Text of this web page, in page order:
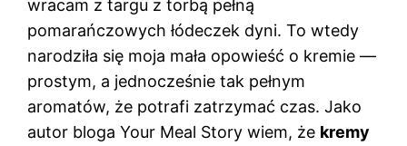
wracam z targu z torbą pełną
pomarańczowych łódeczek dyni. To wtedy
narodziła się moja mała opowieść o kremie —
prostym, a jednocześnie tak pełnym
aromatów, że potrafi zatrzymać czas. Jako
autor bloga Your Meal Story wiem, że kremy